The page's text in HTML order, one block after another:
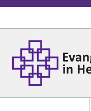
auch:
Hilfe.
Logo Ev. Kirche in